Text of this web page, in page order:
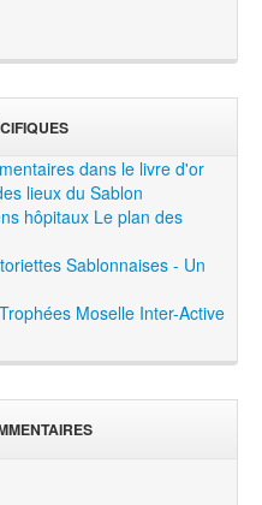
dans le livre d'or
lieux du Sablon
hôpitaux Le plan des
Sablonnaises - Un
Moselle Inter-Active